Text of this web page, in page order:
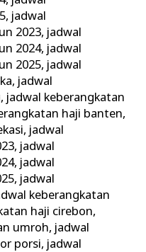
, jadwal
2023, jadwal
2024, jadwal
2025, jadwal
, jadwal
, jadwal keberangkatan
haji banten,
, jadwal
, jadwal
, jadwal
, jadwal
keberangkatan
haji cirebon,
umroh, jadwal
porsi, jadwal